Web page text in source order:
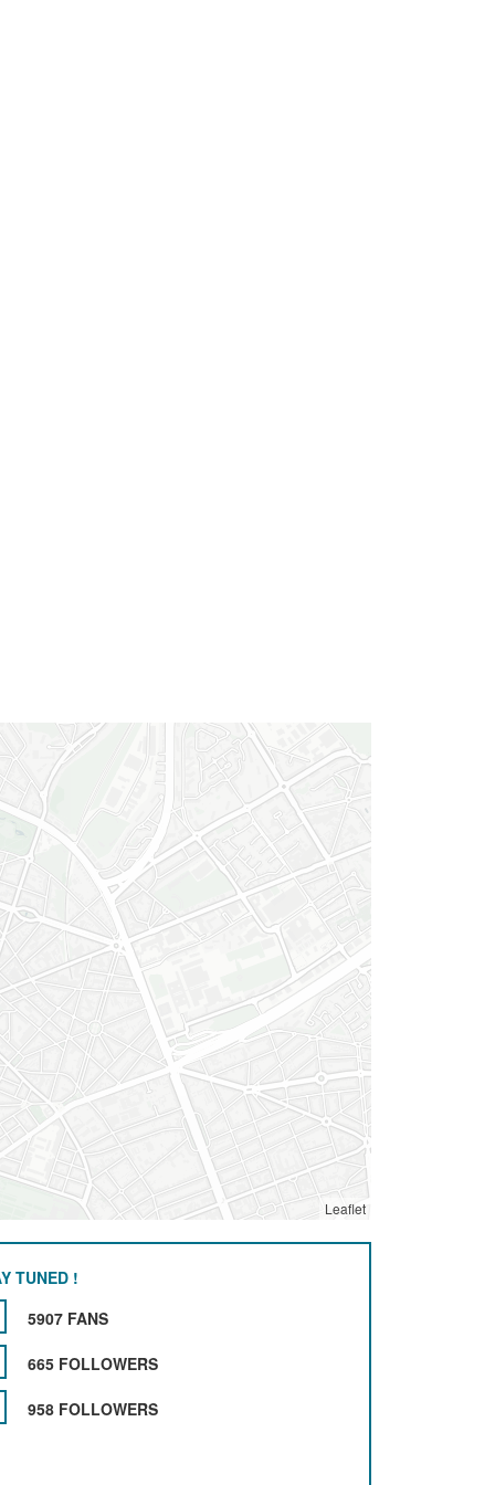
Leaflet
TUNED !
5907 FANS
665 FOLLOWERS
958 FOLLOWERS